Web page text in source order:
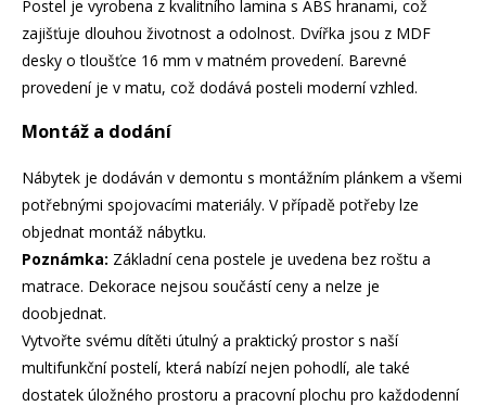
Postel je vyrobena z kvalitního lamina s ABS hranami, což
zajišťuje dlouhou životnost a odolnost. Dvířka jsou z MDF
desky o tloušťce 16 mm v matném provedení. Barevné
provedení je v matu, což dodává posteli moderní vzhled.
Montáž a dodání
Nábytek je dodáván v demontu s montážním plánkem a všemi
potřebnými spojovacími materiály. V případě potřeby lze
objednat montáž nábytku.
Poznámka: Základní cena postele je uvedena bez roštu a
matrace. Dekorace nejsou součástí ceny a nelze je
doobjednat.
Vytvořte svému dítěti útulný a praktický prostor s naší
multifunkční postelí, která nabízí nejen pohodlí, ale také
dostatek úložného prostoru a pracovní plochu pro každodenní